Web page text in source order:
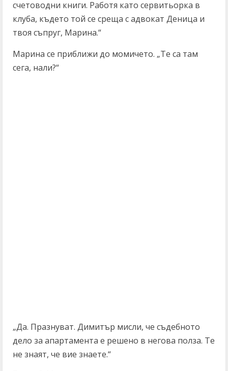
счетоводни книги. Работя като сервитьорка в
клуба, където той се среща с адвокат Деница и
твоя съпруг, Марина.“
Марина се приближи до момичето. „Те са там
сега, нали?“
„Да. Празнуват. Димитър мисли, че съдебното
дело за апартамента е решено в негова полза. Те
не знаят, че вие знаете.“